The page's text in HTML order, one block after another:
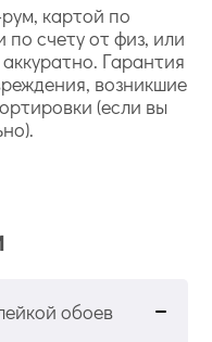
картой по
по счету от физ, или
Гарантия
возникшие
(если вы
обоев